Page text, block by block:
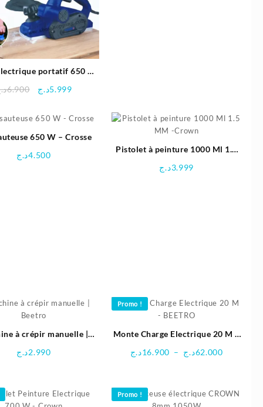
portatif 650 W
6.900
Le
initial
6.900د.ج.
5.999د.ج
Le
actuel
650 W – Crosse
4.500د.ج
Pistolet à peinture 1000 Ml 1.5
3.999د.ج
à crépir manuelle |
2.990د.ج
Promo !
Monte Charge Electrique 20 M –
16.900د.ج – 62.000د.ج
Plage
16.900د.ج
Promo !